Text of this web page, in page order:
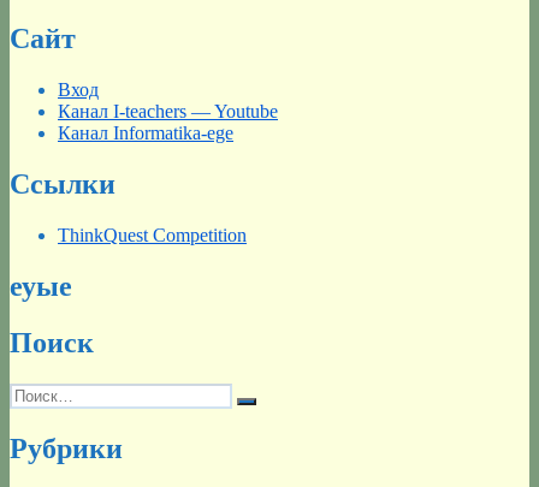
Сайт
Вход
Канал I-teachers — Youtube
Канал Informatika-ege
Ссылки
ThinkQuest Competition
еуые
Поиск
Искать:
Поиск
Рубрики